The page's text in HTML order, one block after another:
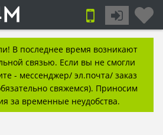
В последнее время возникают
связью. Если вы не смогли
- мессенджер/ эл.почта/ заказ
свяжемся). Приносим
за временные неудобства.